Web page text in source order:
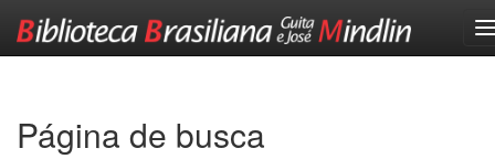
Página de busca